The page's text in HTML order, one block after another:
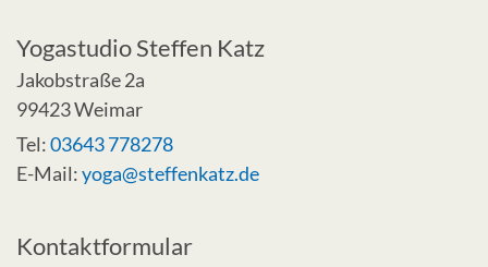
Yogastudio Steffen Katz
Jakobstraße 2a
99423 Weimar
Tel:03643 778278
E-Mail:yoga@steffenkatz.de
Kontaktformular